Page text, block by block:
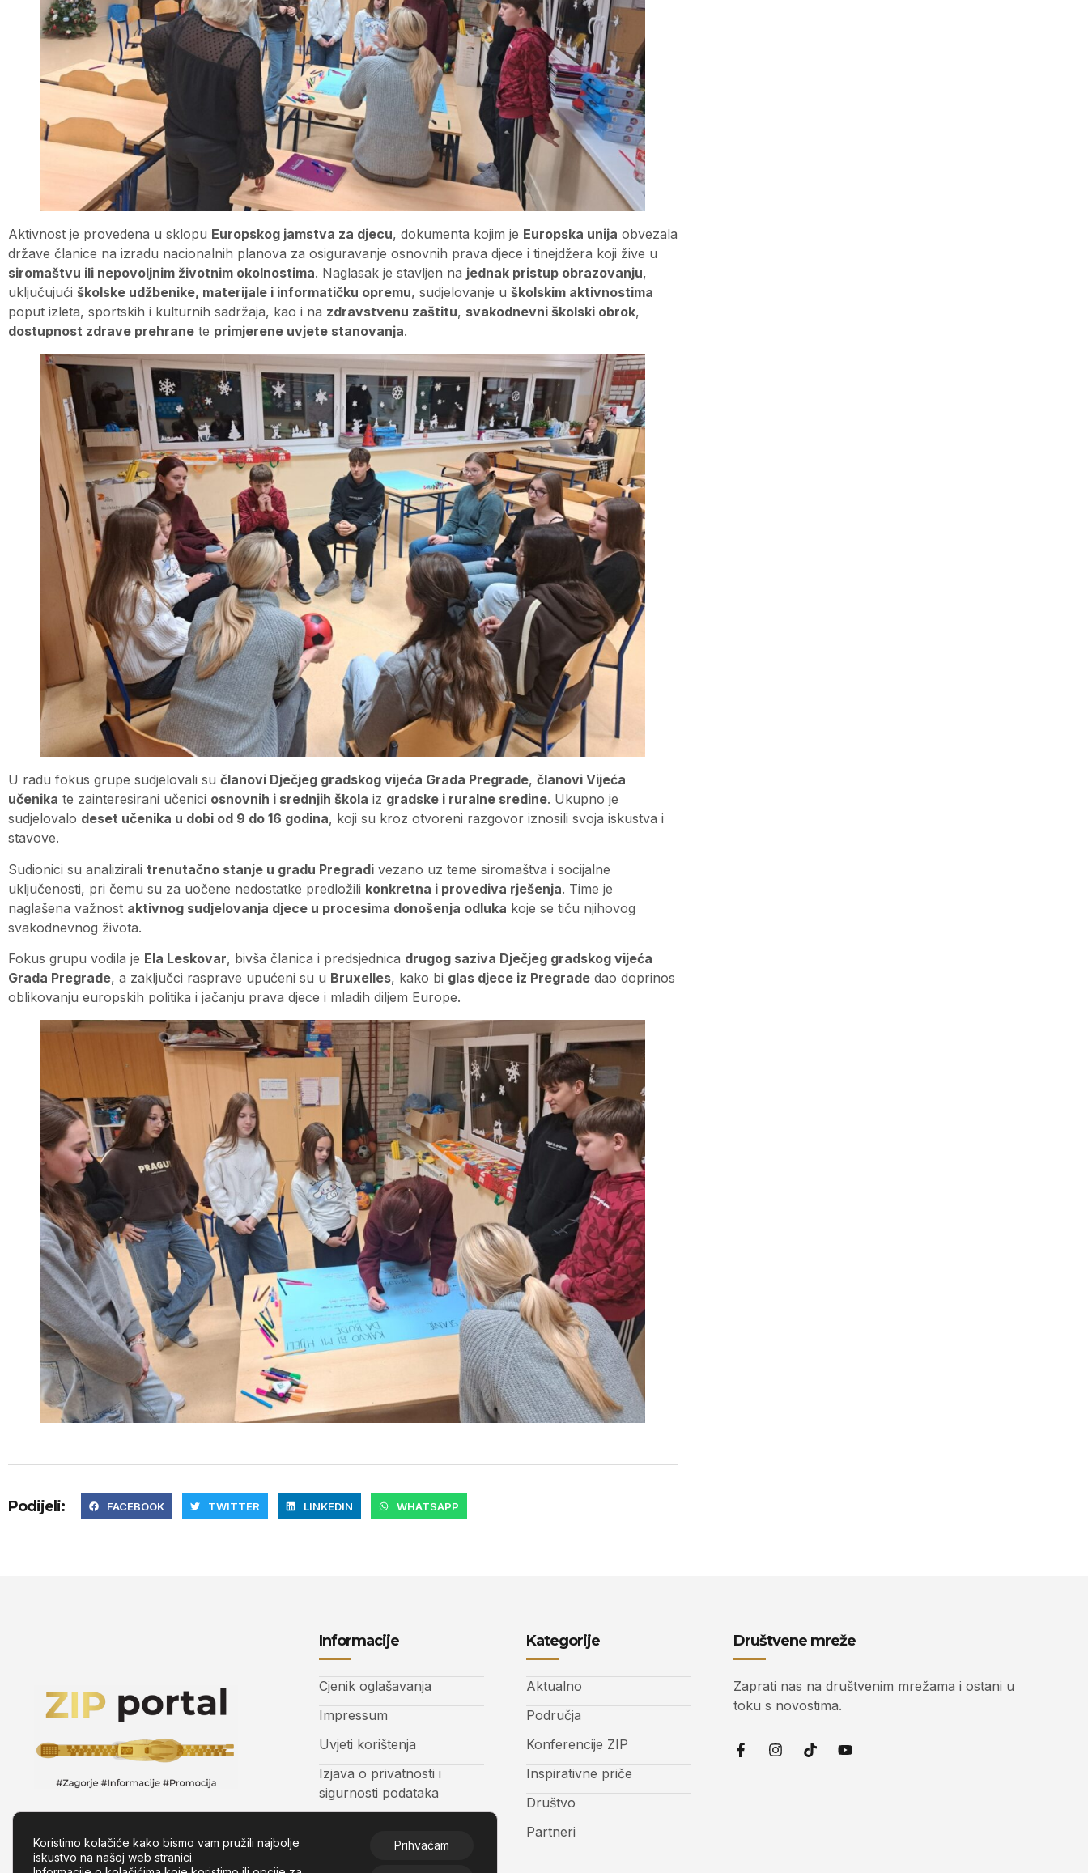
Aktivnost je provedena u sklopu Europskog jamstva za djecu, dokumenta kojim je Europska unija obvezala
države članice na izradu nacionalnih planova za osiguravanje osnovnih prava djece i tinejdžera koji žive u
siromaštvu ili nepovoljnim životnim okolnostima. Naglasak je stavljen na jednak pristup obrazovanju,
uključujući školske udžbenike, materijale i informatičku opremu, sudjelovanje u školskim aktivnostima
poput izleta, sportskih i kulturnih sadržaja, kao i na zdravstvenu zaštitu, svakodnevni školski obrok,
dostupnost zdrave prehrane te primjerene uvjete stanovanja.
U radu fokus grupe sudjelovali su članovi Dječjeg gradskog vijeća Grada Pregrade, članovi Vijeća
učenika te zainteresirani učenici osnovnih i srednjih škola iz gradske i ruralne sredine. Ukupno je
sudjelovalo deset učenika u dobi od 9 do 16 godina, koji su kroz otvoreni razgovor iznosili svoja iskustva i
stavove.
Sudionici su analizirali trenutačno stanje u gradu Pregradi vezano uz teme siromaštva i socijalne
uključenosti, pri čemu su za uočene nedostatke predložili konkretna i provediva rješenja. Time je
naglašena važnost aktivnog sudjelovanja djece u procesima donošenja odluka koje se tiču njihovog
svakodnevnog života.
Fokus grupu vodila je Ela Leskovar, bivša članica i predsjednica drugog saziva Dječjeg gradskog vijeća
Grada Pregrade, a zaključci rasprave upućeni su u Bruxelles, kako bi glas djece iz Pregrade dao doprinos
oblikovanju europskih politika i jačanju prava djece i mladih diljem Europe.
Podijeli: FACEBOOK TWITTER LINKEDIN WHATSAPP
Informacije
Cjenik oglašavanja
Impressum
Uvjeti korištenja
Izjava o privatnosti i
sigurnosti podataka
Kategorije
Aktualno
Područja
Konferencije ZIP
Inspirativne priče
Društvo
Partneri
Društvene mreže
Zaprati nas na društvenim mrežama i ostani u
toku s novostima.
Koristimo kolačiće kako bismo vam pružili najbolje
iskustvo na našoj web stranici.
Prihvaćam